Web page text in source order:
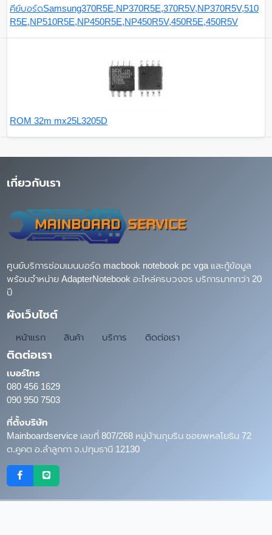
คีย์บอร์ดSamsung370R5E,NP370R5E,370R5V,NP370R5V,510
R5E,NP510R5E,NP450R5E,NP450R5V,450R5E,450R5V
ROM 32m mx25L3205D
เกี่ยวกับเรา
ศูนย์บริการซ่อมเมนบอร์ด macbook notebook pc vga และกู้ข้อมูล
พร้อมจำหน่าย AdapterNotebook อะไหล่ครบวงจร บริการมากกว่า 20
ปี
ผังเว็บไซต์
หน้าแรก สินค้า บริการ ติดต่อเรา
ติดต่อเรา
เบอร์โทร
080 456 1629
090 950 7503
ที่ตั้งบริษัท
Mainboardservice เลขที่ 807/268 หมู่บ้านภุมริน ซอยพหลโยธิน 72
ต.คูคต อ.ลำลูกกา จ.ปทุมธานี 12130